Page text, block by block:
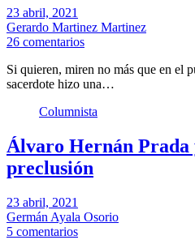
23 abril, 2021
Gerardo Martinez Martinez
26 comentarios
Si quieren, miren no más que en el
sacerdote hizo una…
Columnista
Álvaro Hernán Prada
preclusión
23 abril, 2021
Germán Ayala Osorio
5 comentarios